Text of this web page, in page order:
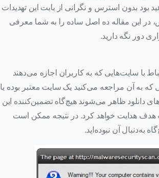
بود بدون استرس و نگرانی از بابت این تهدیدات
این مقاله ده اصل ساده را به شما معرفی
دور نگه دارید.
با سایت‌هایی که به کاربران اجازه می‌دهند
که به آن مراجعه می‌کنید یک سایت معتبر بوده یا
دانلود ظاهر می‌شوند هیچ‌گاه تضمین‌کننده این
هدایت خواهد کرد. در نتیجه ممکن است
به‌دنبال آن نبوده‌اید.